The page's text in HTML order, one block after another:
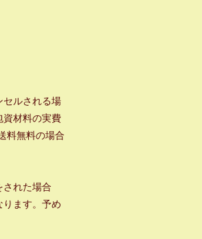
ルされる場
資材料の実費
料無料の場合
された場合
ります。予め